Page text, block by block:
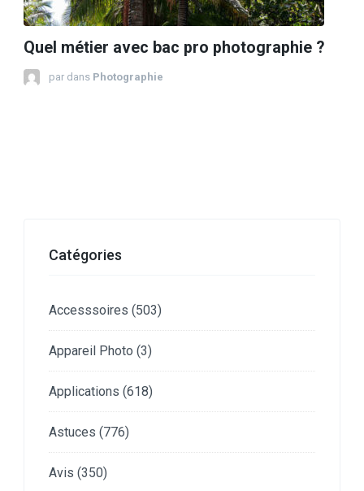
Quel métier avec bac pro photographie ?
par dans Photographie
Catégories
Accesssoires (503)
Appareil Photo (3)
Applications (618)
Astuces (776)
Avis (350)